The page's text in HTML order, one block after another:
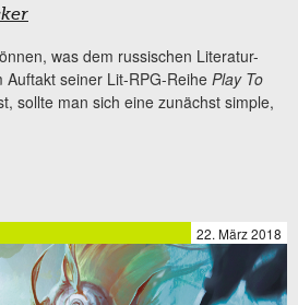
was dem russischen Literatur-
seiner Lit-RPG-Reihe Play To
sollte man sich eine zunächst simple,
22. März 2018